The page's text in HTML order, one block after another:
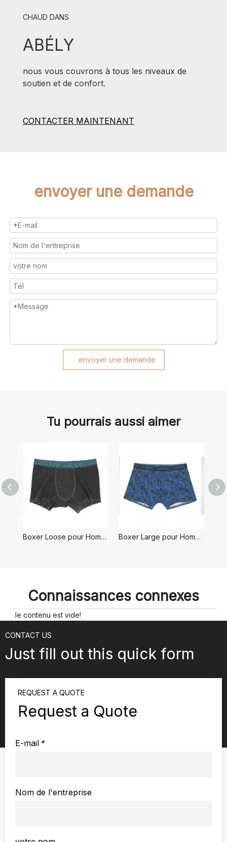
CHAUD DANS
ABÉLY
nous vous couvrons à tous les niveaux de
soutien et de confort.
CONTACTER MAINTENANT
envoyer une demande
envoyer une demande
Tu pourrais aussi aimer
Boxer Loose pour Homme Boxer Large pour Homme
Connaissances connexes
le contenu est vide!
CONTACT US
Just fill out this quick form
REQUEST A QUOTE
Request a Quote
*
E-mail
Nom de l'entreprise